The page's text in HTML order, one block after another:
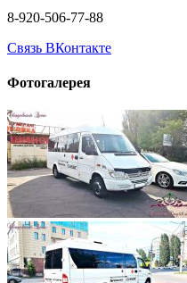
8-920-506-77-88
Связь ВКонтакте
Фотогалерея